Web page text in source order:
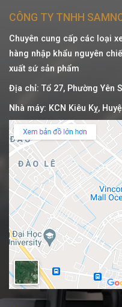
CÔNG TY TNHH
Chuyên cung cấp các loại
hàng nhập khẩu nguyên
xuất sứ sản phẩm
Địa chỉ: Tổ 27, Phường Yên
Nhà máy: KCN Kiêu Kỵ,